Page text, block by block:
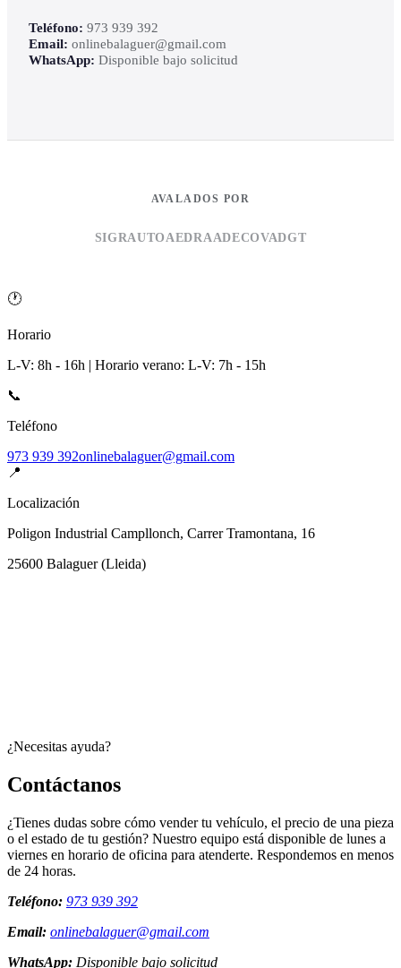
Teléfono: 973 939 392
Email: onlinebalaguer@gmail.com
WhatsApp: Disponible bajo solicitud
AVALADOS POR
SIGRAUTOAEDRAADECOVADGT
🕐
Horario
L-V: 8h - 16h | Horario verano: L-V: 7h - 15h
📞
Teléfono
973 939 392onlinebalaguer@gmail.com
📍
Localización
Poligon Industrial Campllonch, Carrer Tramontana, 16
25600 Balaguer(Lleida)
¿Necesitas ayuda?
Contáctanos
¿Tienes dudas sobre cómo vender tu vehículo, el precio de una pieza
o el estado de tu gestión? Nuestro equipo está disponible de lunes a
viernes en horario de oficina para atenderte. Respondemos en menos
de 24 horas.
Teléfono: 973 939 392
Email: onlinebalaguer@gmail.com
WhatsApp: Disponible bajo solicitud